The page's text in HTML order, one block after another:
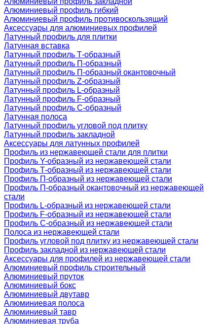
Алюминиевый профиль гибкий
Алюминиевый профиль противоскользящий
Аксессуары для алюминиевых профилей
Латунный профиль для плитки
Латунная вставка
Латунный профиль Т-образный
Латунный профиль П-образный
Латунный профиль П-образный окантовочный
Латунный профиль Z-образный
Латунный профиль L-образный
Латунный профиль F-образный
Латунный профиль C-образный
Латунная полоса
Латунный профиль угловой под плитку
Латунный профиль закладной
Аксессуары для латунных профилей
Профиль из нержавеющей стали для плитки
Профиль Y-образный из нержавеющей стали
Профиль Т-образный из нержавеющей стали
Профиль П-образный из нержавеющей стали
Профиль П-образный окантовочный из нержавеющей
стали
Профиль L-образный из нержавеющей стали
Профиль F-образный из нержавеющей стали
Профиль C-образный из нержавеющей стали
Полоса из нержавеющей стали
Профиль угловой под плитку из нержавеющей стали
Профиль закладной из нержавеющей стали
Аксессуары для профилей из нержавеющей стали
Алюминиевый профиль строительный
Алюминиевый пруток
Алюминиевый бокс
Алюминиевый двутавр
Алюминиевая полоса
Алюминиевый тавр
Алюминиевая труба